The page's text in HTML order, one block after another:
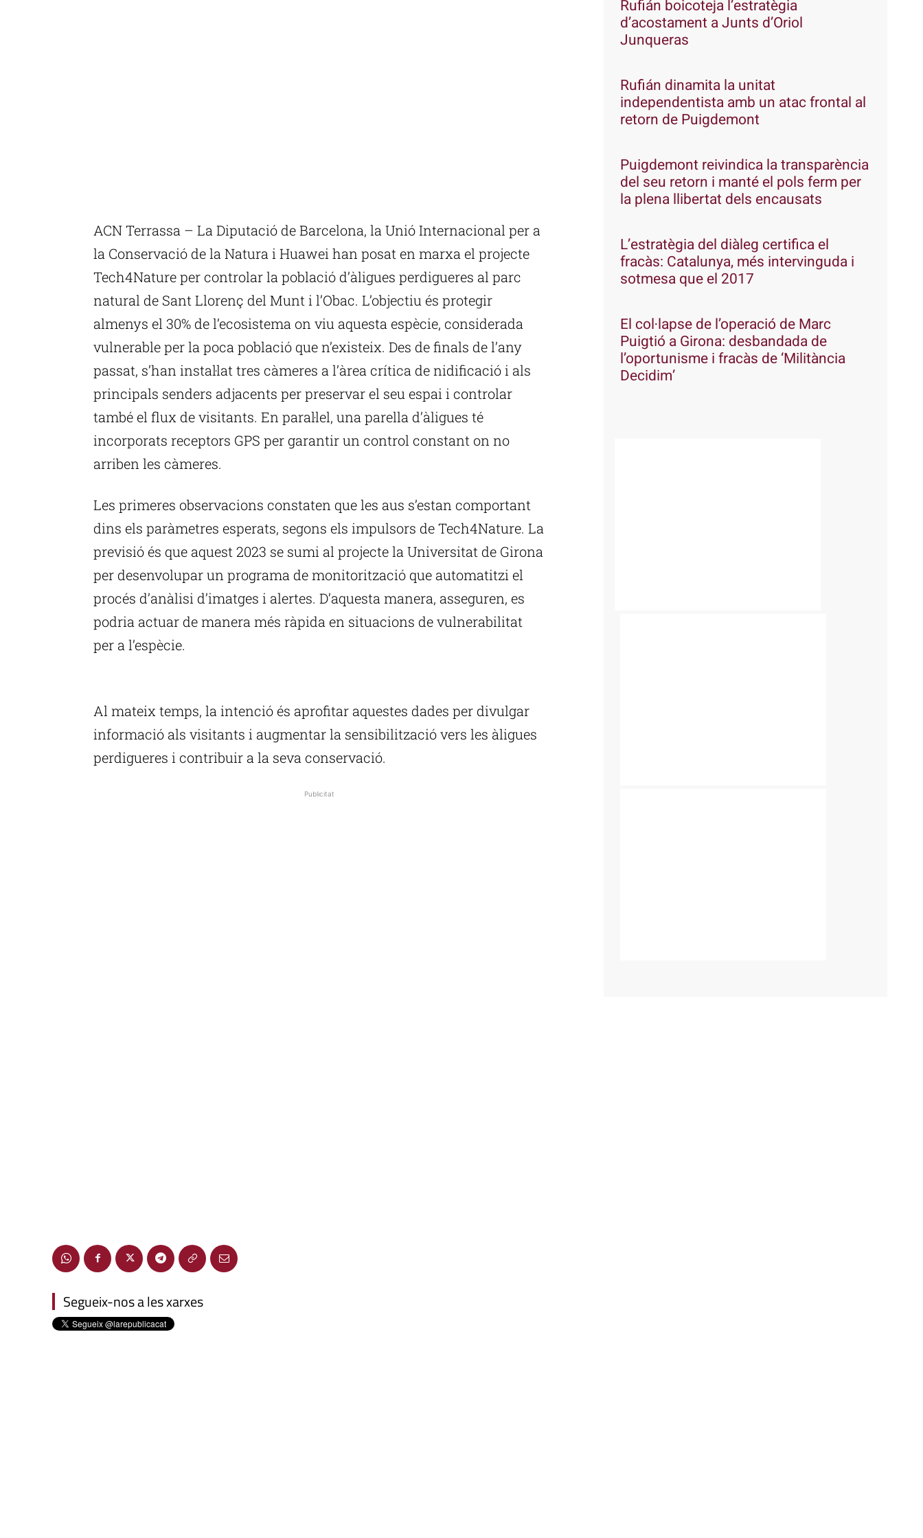
ACN Terrassa – La Diputació de Barcelona, la Unió Internacional per a
la Conservació de la Natura i Huawei han posat en marxa el projecte
Tech4Nature per controlar la població d’àligues perdigueres al parc
natural de Sant Llorenç del Munt i l’Obac. L’objectiu és protegir
almenys el 30% de l’ecosistema on viu aquesta espècie, considerada
vulnerable per la poca població que n’existeix. Des de finals de l’any
passat, s’han instal·lat tres càmeres a l’àrea crítica de nidificació i als
principals senders adjacents per preservar el seu espai i controlar
també el flux de visitants. En paral·lel, una parella d’àligues té
incorporats receptors GPS per garantir un control constant on no
arriben les càmeres.
Les primeres observacions constaten que les aus s’estan comportant
dins els paràmetres esperats, segons els impulsors de Tech4Nature. La
previsió és que aquest 2023 se sumi al projecte la Universitat de Girona
per desenvolupar un programa de monitorització que automatitzi el
procés d’anàlisi d’imatges i alertes. D’aquesta manera, asseguren, es
podria actuar de manera més ràpida en situacions de vulnerabilitat
per a l’espècie.
Al mateix temps, la intenció és aprofitar aquestes dades per divulgar
informació als visitants i augmentar la sensibilització vers les àligues
perdigueres i contribuir a la seva conservació.
Publicitat
Segueix-nos a les xarxes
Rufián boicoteja l’estratègia
d’acostament a Junts d’Oriol
Junqueras
Rufián dinamita la unitat
independentista amb un atac frontal al
retorn de Puigdemont
Puigdemont reivindica la transparència
del seu retorn i manté el pols ferm per
la plena llibertat dels encausats
L’estratègia del diàleg certifica el
fracàs: Catalunya, més intervinguda i
sotmesa que el 2017
El col·lapse de l’operació de Marc
Puigtió a Girona: desbandada de
l’oportunisme i fracàs de ‘Militància
Decidim’